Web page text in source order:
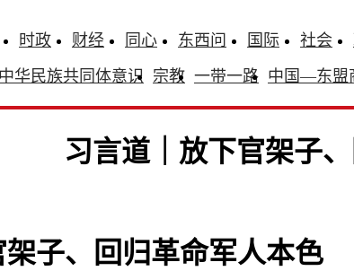
时政 财经 同心 东西问 国际 社会
华民族共同体意识 宗教 一带一路 中国—东盟
习言道｜放下官架子
子、回归革命军人本色